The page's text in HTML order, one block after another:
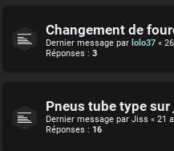
Changement de
Dernier message par lolo37 «
Réponses : 3
Pneus tube type
Dernier message par Jiss « 21
Réponses : 16